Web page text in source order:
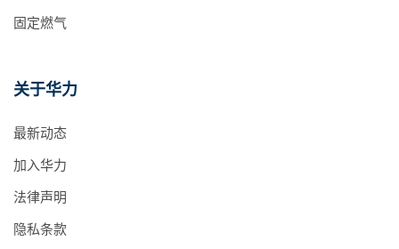
固定燃气
关于华力
最新动态
加入华力
法律声明
隐私条款